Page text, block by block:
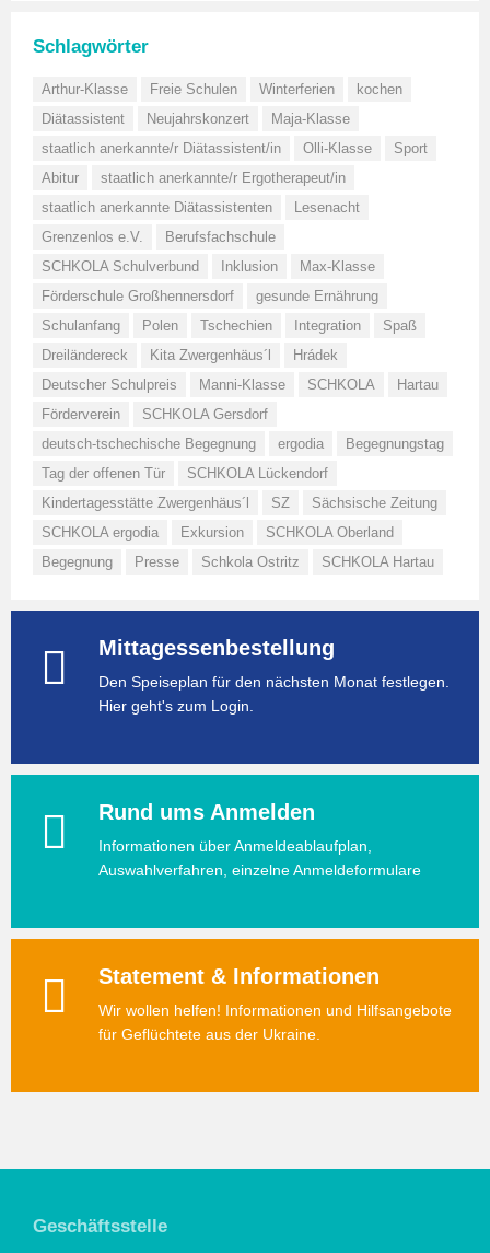
Schlagwörter
Arthur-Klasse Freie Schulen Winterferien
kochen
Diätassistent
Neujahrskonzert
Maja-Klasse
staatlich anerkannte/r Diätassistent/in
Olli-Klasse
Sport
Abitur
staatlich anerkannte/r Ergotherapeut/in
staatlich anerkannte Diätassistenten
Lesenacht
Grenzenlos e.V.
Berufsfachschule
SCHKOLA Schulverbund
Inklusion
Max-Klasse
Förderschule Großhennersdorf
gesunde Ernährung
Schulanfang
Polen Tschechien Integration
Spaß
Dreiländereck
Kita Zwergenhäus´l
Hrádek
Deutscher Schulpreis
Manni-Klasse SCHKOLA
Hartau
Förderverein
SCHKOLA Gersdorf
deutsch-tschechische Begegnung
ergodia
Begegnungstag
Tag der offenen Tür
SCHKOLA Lückendorf
Kindertagesstätte Zwergenhäus´l
SZ
Sächsische Zeitung
SCHKOLA ergodia
Exkursion
SCHKOLA Oberland
Begegnung
Presse Schkola Ostritz SCHKOLA Hartau
Mittagessenbestellung
Den Speiseplan für den nächsten Monat festlegen.
Hier geht's zum Login.
Rund ums Anmelden
Informationen über Anmeldeablaufplan,
Auswahlverfahren, einzelne Anmeldeformulare
Statement & Informationen
Wir wollen helfen! Informationen und Hilfsangebote
für Geflüchtete aus der Ukraine.
Geschäftsstelle